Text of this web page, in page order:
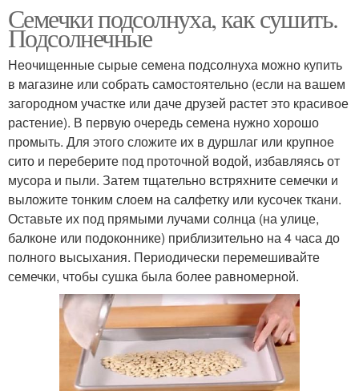
Семечки подсолнуха, как сушить.
Подсолнечные
Неочищенные сырые семена подсолнуха можно купить
в магазине или собрать самостоятельно (если на вашем
загородном участке или даче друзей растет это красивое
растение). В первую очередь семена нужно хорошо
промыть. Для этого сложите их в дуршлаг или крупное
сито и переберите под проточной водой, избавляясь от
мусора и пыли. Затем тщательно встряхните семечки и
выложите тонким слоем на салфетку или кусочек ткани.
Оставьте их под прямыми лучами солнца (на улице,
балконе или подоконнике) приблизительно на 4 часа до
полного высыхания. Периодически перемешивайте
семечки, чтобы сушка была более равномерной.